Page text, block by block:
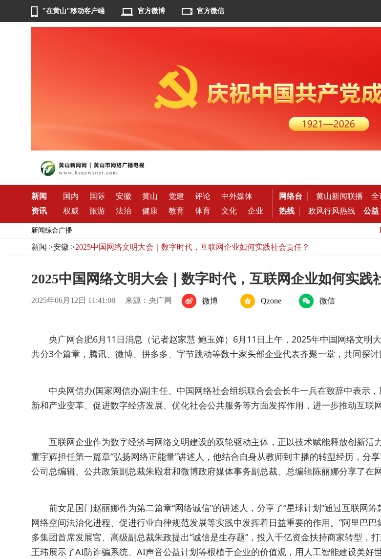
"在黄山"移动客户端 官方微博 官方微信
新闻 国内 国际 安徽 黄山 党建 评论
中外媒体
资讯
权威 旅游 法治 健康 教育 体育 文化 企业
网络台 黄山新闻联播
全
热线
政风行风热线 公益
新闻综合广播
新闻 >安徽 >2025中国网络文明大会｜数字时代，互联网企业如何实践社会责任？
2025中国网络文明大会｜数字时代，互联网企业如何实践
2025年06月12日 11:41:08 来源：央广网 微博 Qzone 微信
央广网合肥6月11日消息（记者赵家慧 鲍玉婵）6月11日上午，2025年中国网络文明
共分3个篇章，腾讯、微博、拼多多、字节跳动等数十家头部企业代表齐聚一堂，共同探讨
中央网信办(国家网信办)副主任、中国网络社会组织联合会会长牛一兵在致辞中表示
新和产业变革、促进数字经济发展、优化社会公共服务等方面发挥作用，进一步推动互联
互联网企业作为数字经济与网络文明建设的双轮驱动主体，正以技术赋能释放创新活
董宇辉担任第一篇章“弘扬网络正能量”讲述人，他结合自身从教师到主播的转型经历，分
公司总编辑、公共政策副总裁朱殿君和微博政府媒体事务副总裁、总编辑陈丽娜分享了在
前女足国门赵丽娜作为第二篇章“网络诚信”的讲述人，分享了“星球计划”通过互联网
网络空间法治化进程、促进行业自律规范发展等实践中发挥着日益重要的作用。”阿里巴
多集团首席发展官、高级副总裁朱政提出“诚信是生存题”，投入千亿资金扶持商家转型，
王玮展示了AI防诈骗系统、AI声音公益计划等根植于企业的价值观，用人工智能建设美好世